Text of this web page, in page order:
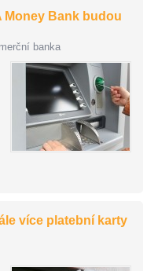
Money Bank budou
banka
více platební karty